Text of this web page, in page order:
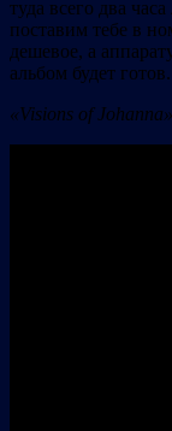
туда всего два
поставим тебе в
дешевое, а
альбом будет
«Visions of Johanna»